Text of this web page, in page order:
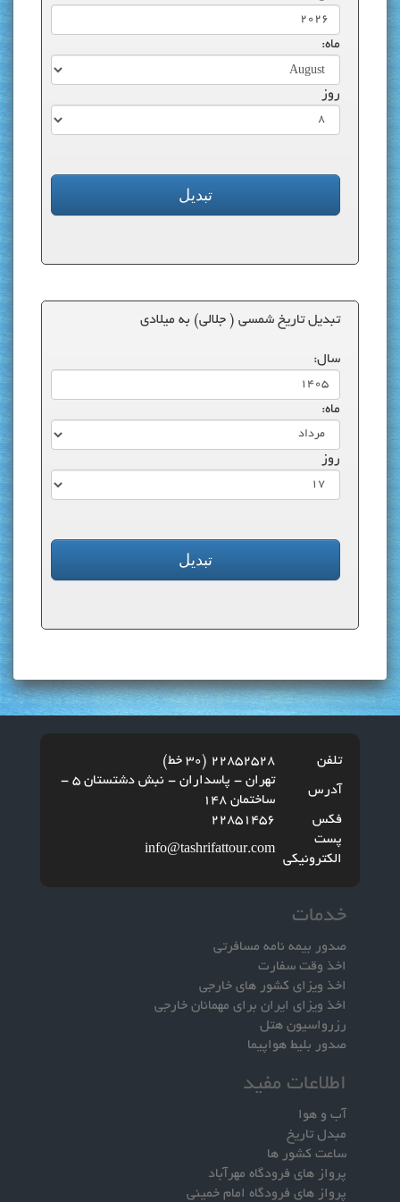
ماه:
روز
تبدیل تاریخ شمسی ( جلالی) به میلادی
سال:
ماه:
روز
تلفن 22852528 (30 خط)
آدرس
تهران - پاسداران - نبش دشتستان 5 -
ساختمان 148
فکس
22851456
پست
الکترونیکی
info@tashrifattour.com
خدمات
صدور بیمه نامه مسافرتی
اخذ وقت سفارت
اخذ ویزای کشور های خارجی
اخذ ویزای ایران برای مهمانان خارجی
رزرواسیون هتل
صدور بلیط هواپیما
اطلاعات مفید
آب و هوا
مبدل تاریخ
ساعت کشور ها
پرواز های فرودگاه مهرآباد
پرواز های فرودگاه امام خمینی